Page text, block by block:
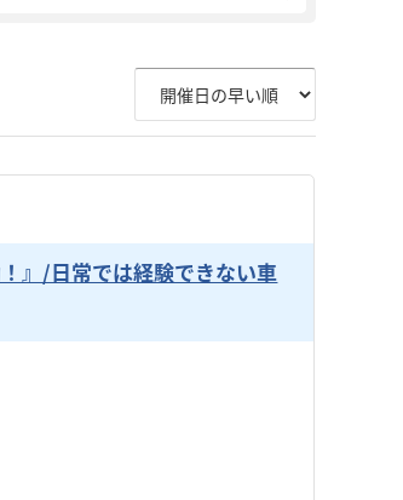
』/日常では経験できない車